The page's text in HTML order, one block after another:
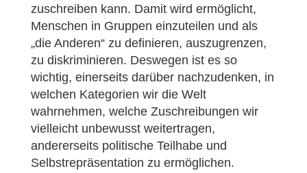
zuschreiben kann. Damit wird ermöglicht,
Menschen in Gruppen einzuteilen und als
„die Anderen“ zu definieren, auszugrenzen,
zu diskriminieren. Deswegen ist es so
wichtig, einerseits darüber nachzudenken, in
welchen Kategorien wir die Welt
wahrnehmen, welche Zuschreibungen wir
vielleicht unbewusst weitertragen,
andererseits politische Teilhabe und
Selbstrepräsentation zu ermöglichen.